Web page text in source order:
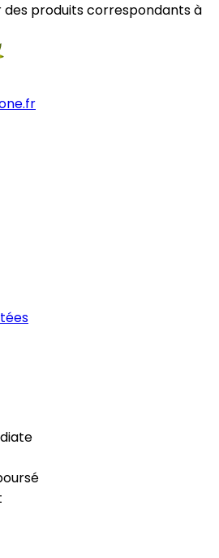
produits correspondants à